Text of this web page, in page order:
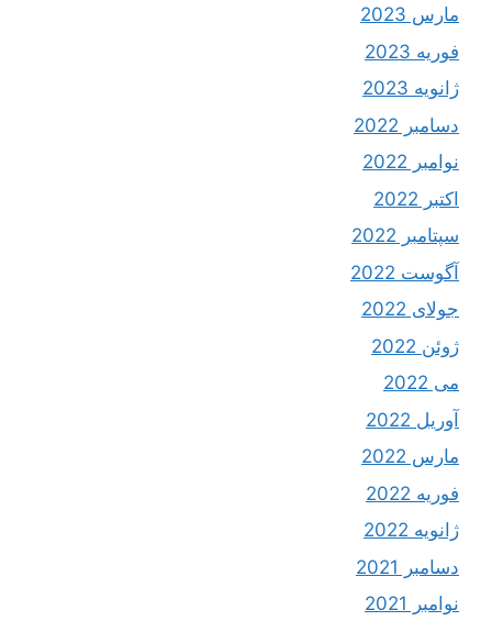
مارس 2023
فوریه 2023
ژانویه 2023
دسامبر 2022
نوامبر 2022
اکتبر 2022
سپتامبر 2022
آگوست 2022
جولای 2022
ژوئن 2022
می 2022
آوریل 2022
مارس 2022
فوریه 2022
ژانویه 2022
دسامبر 2021
نوامبر 2021